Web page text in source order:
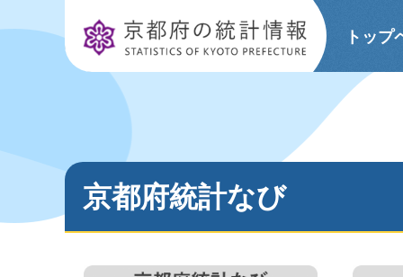
京都府の統計情報 トップ
京都府統計なび